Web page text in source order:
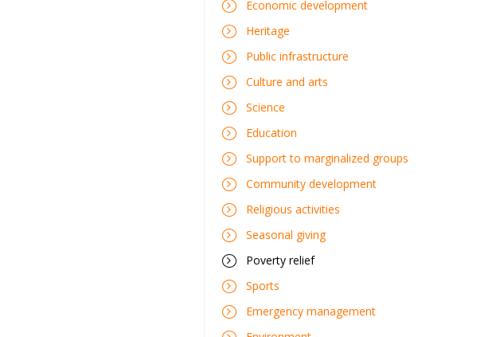
Economic development
Heritage
Public infrastructure
Culture and arts
Science
Education
Support to marginalized groups
Community development
Religious activities
Seasonal giving
Poverty relief
Sports
Emergency management